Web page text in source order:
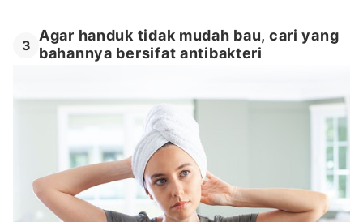
3
Agar handuk tidak mudah bau, cari yang
bahannya bersifat antibakteri